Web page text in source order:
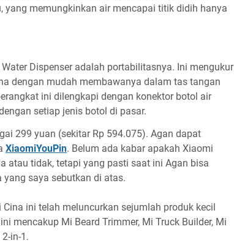
yang memungkinkan air mencapai titik didih hanya
Dispenser adalah portabilitasnya. Ini mengukur
dengan mudah membawanya dalam tas tangan
ini dilengkapi dengan konektor botol air
setiap jenis botol di pasar.
299 yuan (sekitar Rp 594.075). Agan dapat
XiaomiYouPin. Belum ada kabar apakah Xiaomi
atau tidak, tetapi yang pasti saat ini Agan bisa
saya sebutkan di atas.
ini telah meluncurkan sejumlah produk kecil
mencakup Mi Beard Trimmer, Mi Truck Builder, Mi
in-1.